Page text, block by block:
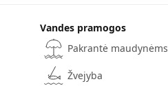
Vandes pramogos
Pakrantė maudynėms
Žvejyba